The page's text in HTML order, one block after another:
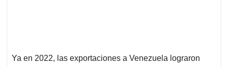
Ya en 2022, las exportaciones a Venezuela lograron